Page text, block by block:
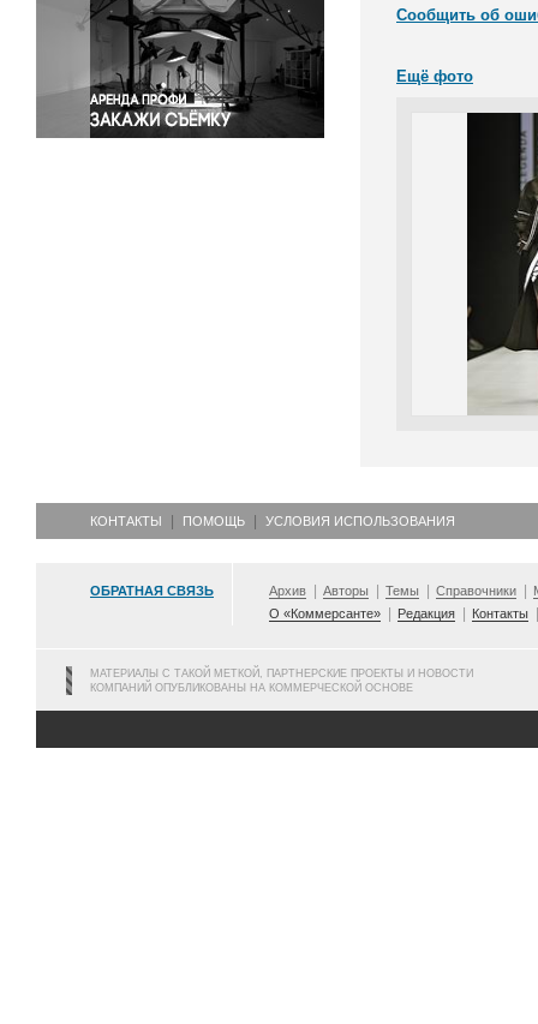
Спорт
Экология
Экономика и бизнес
Сообщить об
Ещё фото
КОНТАКТЫ ПОМОЩЬ УСЛОВИЯ ИСПОЛЬЗОВАНИЯ
ОБРАТНАЯ СВЯЗЬ Архив Авторы Темы Справочники
О «Коммерсанте»
Редакция Контакты
МАТЕРИАЛЫ С ТАКОЙ МЕТКОЙ, ПАРТНЕРСКИЕ ПРОЕКТЫ И НОВОСТИ
КОМПАНИЙ ОПУБЛИКОВАНЫ НА КОММЕРЧЕСКОЙ ОСНОВЕ